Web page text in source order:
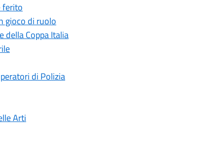
ferito
gioco di ruolo
della Coppa Italia
di Polizia
Arti